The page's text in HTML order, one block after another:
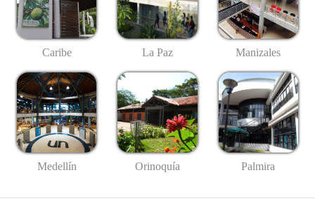
Caribe La Paz Manizales
Medellín Orinoquía Palmira